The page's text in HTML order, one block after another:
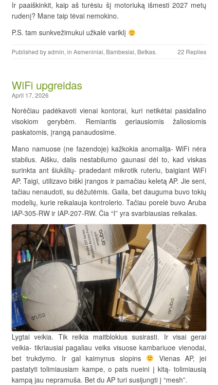
Ir paaiškinkit, kaip aš turėsiu šį motoriuką išmesti 2027 metų
rudenį? Mane taip tėvai nemokino.
P.S. tam sunkvežimukui užkalė variklį
Published byadmin, in Asmeniniai, Bambesiai, Betkas. 22 Replies
WiFi upgreidas
April 17, 2026
Norėčiau padėkavoti vienai kontorai, kuri netikėtai pasidalino
visokiom gerybėm. Remiantis geriausiomis žaliosiomis
paskatomis, įrangą panaudosime.
Mano namuose (ne fazendoje) kažkokia anomalija- WiFi nėra
stabilus. Aišku, dalis nestabilumo gaunasi dėl to, kad viskas
surinkta ant šiukšlių- pradedant mikrotik ruteriu, baigiant WiFi
AP. Taigi, utilizavo biški įrangos ir pamačiau keletą AP. Jie seni,
tačiau nenaudoti, su dėžutėmis. Gaila, bet dauguma buvo tokių
modelių, kurie reikalauja kontrolerio. Tačiau porelė buvo Aruba
IAP-305-RW ir IAP-207-RW. Čia “I” yra svarbiausias reikalas.
Lygtai veikia. Tik reikia maitblokius susirasti. Ir visai gerai
veikia- tikriausiai pagaliau veiks visuose kambariuoe vienodai,
bet trukdymo. Ir gal kaimynus slopins
Vienas AP, jei
pastatyti tolimiausiam kampe, o pats nueini į kitą- tolimiausią
kampą jau nepramuša. Bet du AP turi susijungti į “mesh”.